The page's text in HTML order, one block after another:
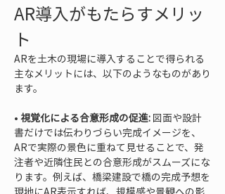
AR導入がもたらすメリッ
ト
ARを土木の現場に導入することで得られる
主なメリットには、以下のようなものがあり
ます。
• 視覚化による合意形成の促進: 図面や設計
書だけでは伝わりづらい完成イメージを、
ARで実際の景色に重ねて見せることで、発
注者や近隣住民との合意形成がスムーズにな
ります。例えば、橋梁建設で橋の完成予想を
現地にAR表示すれば、規模感や景観への影